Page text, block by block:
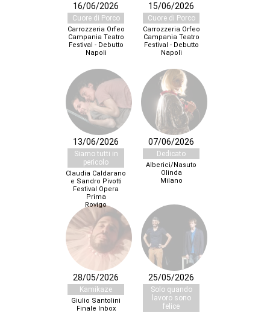
16/06/2026
Cuore di Porco
Carrozzeria Orfeo
Campania Teatro
Festival - Debutto
Napoli
15/06/2026
Cuore di Porco
Carrozzeria Orfeo
Campania Teatro
Festival - Debutto
Napoli
13/06/2026
Siamo tutti in
pericolo
Claudia Caldarano
e Sandro Pivotti
Festival Opera
Prima
Rovigo
07/06/2026
Dedicato
Alberici/Nasuto
Olinda
Milano
28/05/2026
Kamikaze
Giulio Santolini
Finale Inbox
25/05/2026
Solo quando
lavoro sono
felice